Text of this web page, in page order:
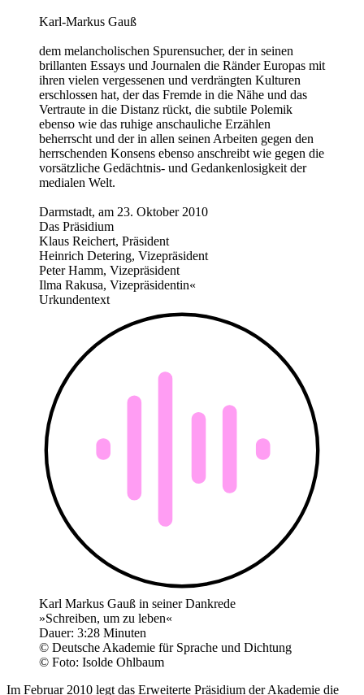
Karl-Markus Gauß
dem melancholischen Spurensucher, der in seinen
brillanten Essays und Journalen die Ränder Europas mit
ihren vielen vergessenen und verdrängten Kulturen
erschlossen hat, der das Fremde in die Nähe und das
Vertraute in die Distanz rückt, die subtile Polemik
ebenso wie das ruhige anschauliche Erzählen
beherrscht und der in allen seinen Arbeiten gegen den
herrschenden Konsens ebenso anschreibt wie gegen die
vorsätzliche Gedächtnis- und Gedankenlosigkeit der
medialen Welt.
Darmstadt, am 23. Oktober 2010
Das Präsidium
Klaus Reichert, Präsident
Heinrich Detering, Vizepräsident
Peter Hamm, Vizepräsident
Ilma Rakusa, Vizepräsidentin«
Urkundentext
Karl Markus Gauß in seiner Dankrede
»Schreiben, um zu leben«
Dauer: 3:28 Minuten
© Deutsche Akademie für Sprache und Dichtung
© Foto: Isolde Ohlbaum
Im Februar 2010 legt das Erweiterte Präsidium der Akademie die